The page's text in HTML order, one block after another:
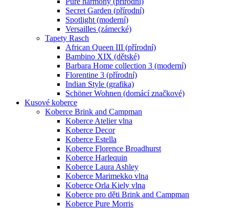
Secret Garden (přírodní)
Spotlight (moderní)
Versailles (zámecké)
Tapety Rasch
African Queen III (přírodní)
Bambino XIX (dětské)
Barbara Home collection 3 (moderní)
Florentine 3 (přírodní)
Indian Style (grafika)
Schöner Wohnen (domácí značkové)
Kusové koberce
Koberce Brink and Campman
Koberce Atelier vlna
Koberce Decor
Koberce Estella
Koberce Florence Broadhurst
Koberce Harlequin
Koberce Laura Ashley
Koberce Marimekko vlna
Koberce Orla Kiely vlna
Koberce pro děti Brink and Campman
Koberce Pure Morris